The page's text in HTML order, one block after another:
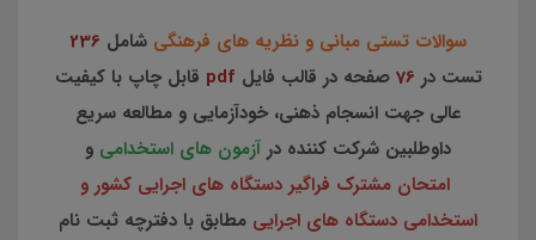
سوالات تستی مبانی و نظریه های فرهنگی شامل 236
تست در 76 صفحه در قالب فایل pdf قابل چاپ با کیفیت
عالی جهت انسجام ذهنی، خودآزمایی و مطالعه سریع
داوطلبین شرکت کننده در آزمون های استخدامی و
امتحان مشترک فراگیر دستگاه های اجرایی کشور و
استخدامی دستگاه های اجرایی مطابق با دفترچه ثبت نام